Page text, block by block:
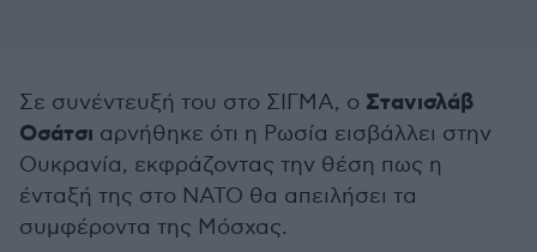
Σε συνέντευξή του στο ΣΙΓΜΑ, ο Στανισλάβ
Οσάτσι αρνήθηκε ότι η Ρωσία εισβάλλει στην
Ουκρανία, εκφράζοντας την θέση πως η
ένταξή της στο ΝΑΤΟ θα απειλήσει τα
συμφέροντα της Μόσχας.